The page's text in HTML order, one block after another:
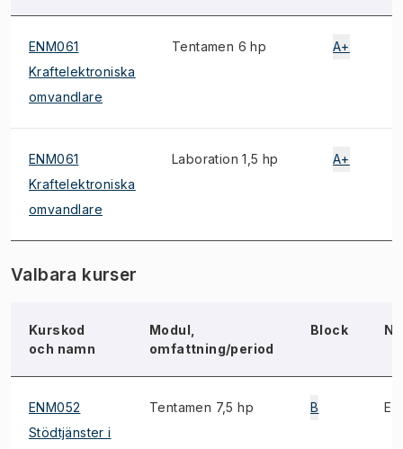
ENM061
Kraftelektroniska
omvandlare
Tentamen 6 hp A+
ENM061
Kraftelektroniska
omvandlare
Laboration 1,5 hp A+
Valbara kurser
Kurskod
och namn
Modul,
omfattning/period
Block
ENM052
Stödtjänster i
Tentamen 7,5 hp B E,